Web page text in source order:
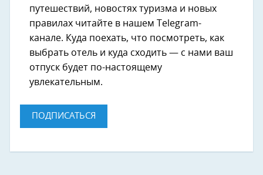
путешествий, новостях туризма и новых
правилах читайте в нашем Telegram-
канале. Куда поехать, что посмотреть, как
выбрать отель и куда сходить — с нами ваш
отпуск будет по-настоящему
увлекательным.
ПОДПИСАТЬСЯ